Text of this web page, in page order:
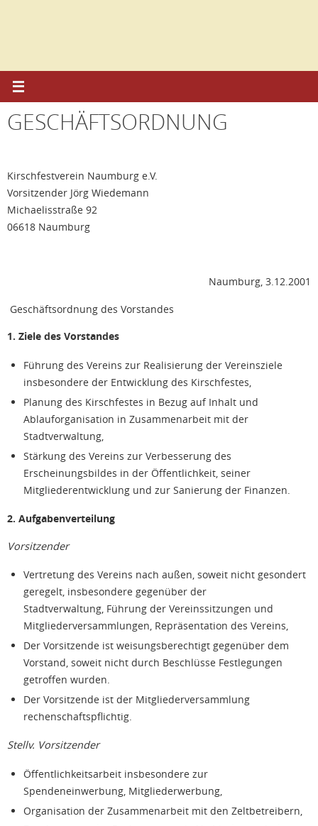
GESCHÄFTSORDNUNG
Kirschfestverein Naumburg e.V.
Vorsitzender Jörg Wiedemann
Michaelisstraße 92
06618 Naumburg
Naumburg, 3.12.2001
Geschäftsordnung des Vorstandes
1. Ziele des Vorstandes
Führung des Vereins zur Realisierung der Vereinsziele
insbesondere der Entwicklung des Kirschfestes,
Planung des Kirschfestes in Bezug auf Inhalt und
Ablauforganisation in Zusammenarbeit mit der
Stadtverwaltung,
Stärkung des Vereins zur Verbesserung des
Erscheinungsbildes in der Öffentlichkeit, seiner
Mitgliederentwicklung und zur Sanierung der Finanzen.
2. Aufgabenverteilung
Vorsitzender
Vertretung des Vereins nach außen, soweit nicht gesondert
geregelt, insbesondere gegenüber der
Stadtverwaltung, Führung der Vereinssitzungen und
Mitgliederversammlungen, Repräsentation des Vereins,
Der Vorsitzende ist weisungsberechtigt gegenüber dem
Vorstand, soweit nicht durch Beschlüsse Festlegungen
getroffen wurden.
Der Vorsitzende ist der Mitgliederversammlung
rechenschaftspflichtig.
Stellv. Vorsitzender
Öffentlichkeitsarbeit insbesondere zur
Spendeneinwerbung, Mitgliederwerbung,
Organisation der Zusammenarbeit mit den Zeltbetreibern,